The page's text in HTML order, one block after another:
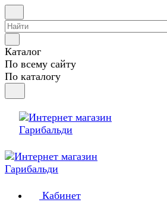
Каталог
По всему сайту
По каталогу
Кабинет